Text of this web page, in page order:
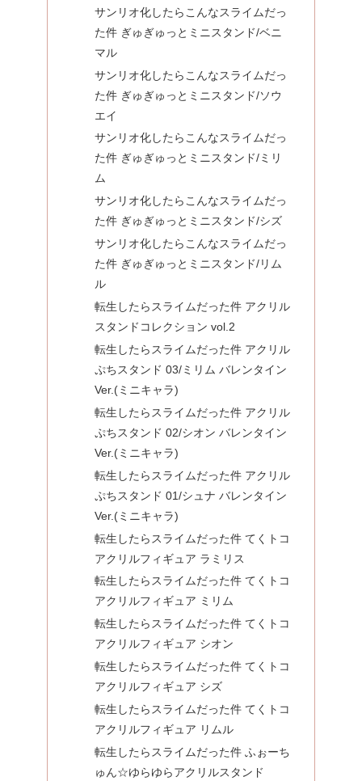
サンリオ化したらこんなスライムだっ
た件 ぎゅぎゅっとミニスタンド/ベニ
マル
サンリオ化したらこんなスライムだっ
た件 ぎゅぎゅっとミニスタンド/ソウ
エイ
サンリオ化したらこんなスライムだっ
た件 ぎゅぎゅっとミニスタンド/ミリ
ム
サンリオ化したらこんなスライムだっ
た件 ぎゅぎゅっとミニスタンド/シズ
サンリオ化したらこんなスライムだっ
た件 ぎゅぎゅっとミニスタンド/リム
ル
転生したらスライムだった件 アクリル
スタンドコレクション vol.2
転生したらスライムだった件 アクリル
ぷちスタンド 03/ミリム バレンタイン
Ver.(ミニキャラ)
転生したらスライムだった件 アクリル
ぷちスタンド 02/シオン バレンタイン
Ver.(ミニキャラ)
転生したらスライムだった件 アクリル
ぷちスタンド 01/シュナ バレンタイン
Ver.(ミニキャラ)
転生したらスライムだった件 てくトコ
アクリルフィギュア ラミリス
転生したらスライムだった件 てくトコ
アクリルフィギュア ミリム
転生したらスライムだった件 てくトコ
アクリルフィギュア シオン
転生したらスライムだった件 てくトコ
アクリルフィギュア シズ
転生したらスライムだった件 てくトコ
アクリルフィギュア リムル
転生したらスライムだった件 ふぉーち
ゅん☆ゆらゆらアクリルスタンド